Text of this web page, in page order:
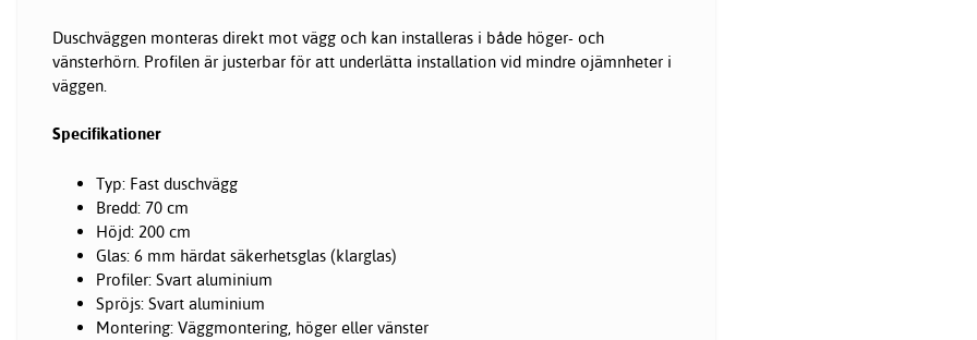
Duschväggen monteras direkt mot vägg och kan installeras i både höger- och
vänsterhörn. Profilen är justerbar för att underlätta installation vid mindre ojämnheter i
väggen.
Specifikationer
Typ: Fast duschvägg
Bredd: 70 cm
Höjd: 200 cm
Glas: 6 mm härdat säkerhetsglas (klarglas)
Profiler: Svart aluminium
Spröjs: Svart aluminium
Montering: Väggmontering, höger eller vänster